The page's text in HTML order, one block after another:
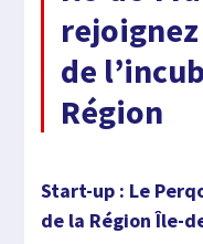
de
Région
Start-up : Le
de la Région Île-